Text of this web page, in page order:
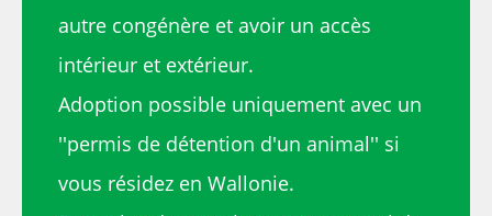
autre congénère et avoir un accès
intérieur et extérieur.
Adoption possible uniquement avec un
''permis de détention d'un animal'' si
vous résidez en Wallonie.